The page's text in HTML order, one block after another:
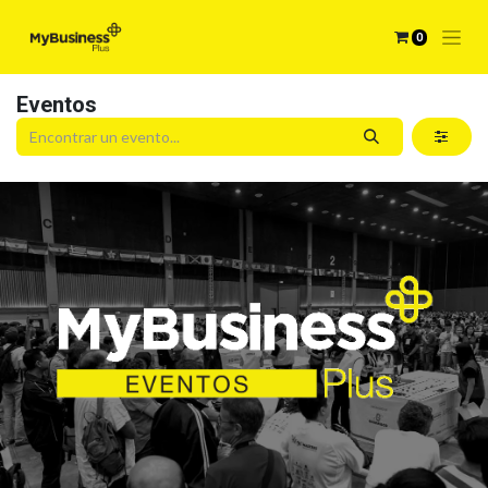
0
Eventos